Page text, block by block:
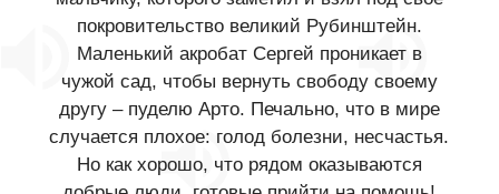
покровительство великий Рубинштейн.
Маленький акробат Сергей проникает в
чужой сад, чтобы вернуть свободу своему
другу – пуделю Арто. Печально, что в мире
случается плохое: голод болезни, несчастья.
Но как хорошо, что рядом оказываются